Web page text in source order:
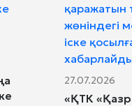
27.07.2026
«ҚТК